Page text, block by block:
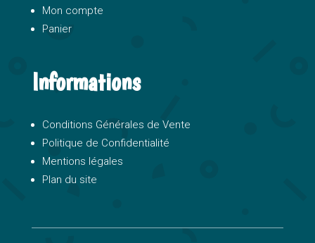
Mon compte
Panier
Informations
Conditions Générales de Vente
Politique de Confidentialité
Mentions légales
Plan du site